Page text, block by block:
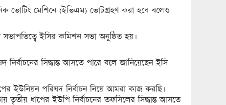
ভোটিং মেশিনে (ইভিএম) ভোটগ্রহণ করা হবে বলেও
ইসির কমিশন সভা অনুষ্ঠিত হয়।
সিদ্ধান্ত আসতে পারে বলে জানিয়েছেন ইসি
ইউনিয়ন পরিষদ নির্বাচন নিয়ে আমরা কাজ করছি।
তৃতীয় ধাপের ইউপি নির্বাচনের তফসিলের সিদ্ধান্ত আসতে